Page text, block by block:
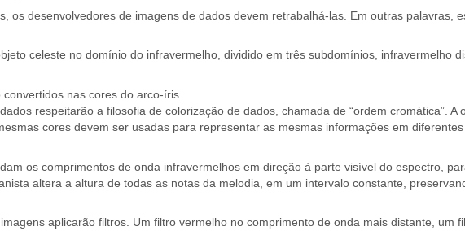
os desenvolvedores de imagens de dados devem retrabalhá-las. Em outras palavras,
celeste no domínio do infravermelho, dividido em três subdomínios, infravermelho
nas cores do arco-íris.
respeitarão a filosofia de colorização de dados, chamada de “ordem cromática”.
cores devem ser usadas para representar as mesmas informações em
os comprimentos de onda infravermelhos em direção à parte visível do espectro,
altera a altura de todas as notas da melodia, em um intervalo constante,
aplicarão filtros. Um filtro vermelho no comprimento de onda mais distante,